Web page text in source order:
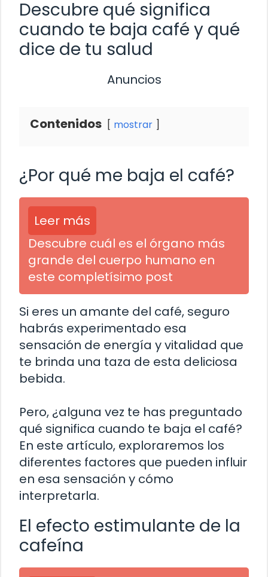
Descubre qué significa
cuando te baja café y qué
dice de tu salud
Anuncios
Contenidos mostrar
¿Por qué me baja el café?
Leer más
Descubre cuál es el órgano más
grande del cuerpo humano en
este completísimo post
Si eres un amante del café, seguro
habrás experimentado esa
sensación de energía y vitalidad que
te brinda una taza de esta deliciosa
bebida.
Pero, ¿alguna vez te has preguntado
qué significa cuando te baja el café?
En este artículo, exploraremos los
diferentes factores que pueden influir
en esa sensación y cómo
interpretarla.
El efecto estimulante de la
cafeína